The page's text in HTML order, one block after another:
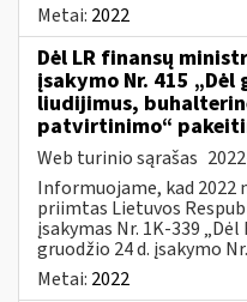
Metai: 2022
Dėl LR finansų
įsakymo Nr. 415
liudijimus,
patvirtinimo“
Web turinio sąrašas
Informuojame, kad 2022
priimtas Lietuvos
įsakymas Nr. 1K-339
gruodžio 24 d. įsakymo
Metai: 2022